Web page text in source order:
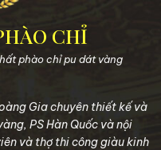
CHỈ
phào chỉ pu dát vàng
Gia chuyên thiết kế và
PS Hàn Quốc và nội
và thợ thi công giàu kinh